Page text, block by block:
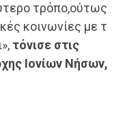
τρόπο,ούτως
κοινωνίες με τ
τόνισε στις
Ιονίων Νήσων,